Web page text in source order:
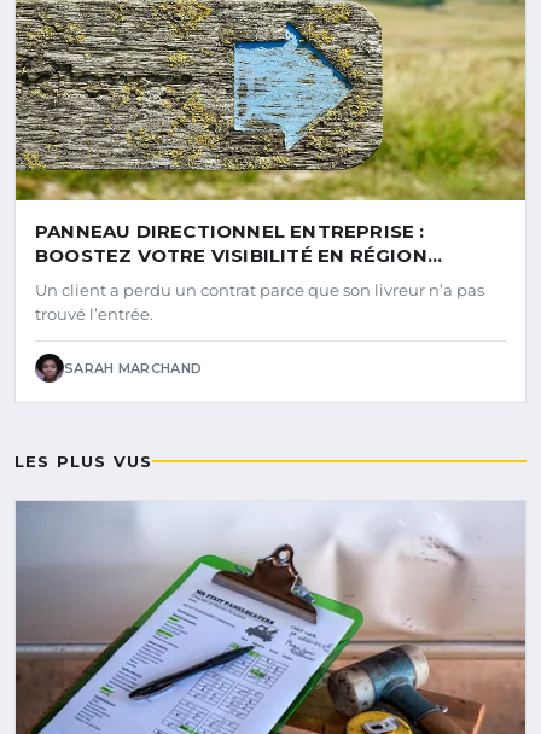
PANNEAU DIRECTIONNEL ENTREPRISE :
BOOSTEZ VOTRE VISIBILITÉ EN RÉGION
NANTAISE
Un client a perdu un contrat parce que son livreur n’a pas
trouvé l’entrée.
SARAH MARCHAND
LES PLUS VUS